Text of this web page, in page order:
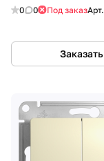
0 0 Под заказАрт.
Заказать